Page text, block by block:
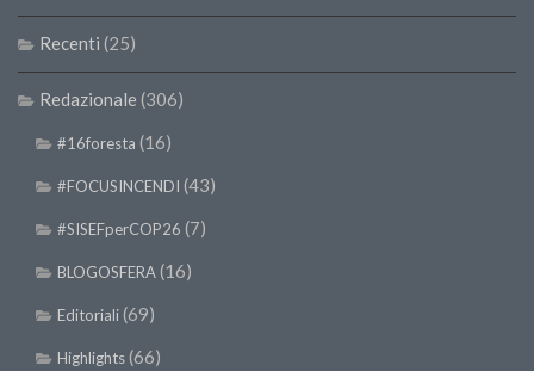
Recenti (25)
Redazionale (306)
#16foresta (16)
#FOCUSINCENDI (43)
#SISEFperCOP26 (7)
BLOGOSFERA(16)
Editoriali(69)
Highlights(66)